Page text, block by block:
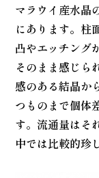
マラウイ産水晶
にあります。柱
凸やエッチング
そのまま感じら
感のある結晶か
つものまで個体
す。流通量はそ
中では比較的珍